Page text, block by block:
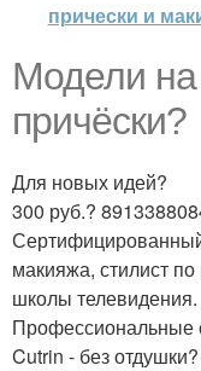
прически и
Модели на
причёски?
Для новых идей?
300 руб.?
макияжа, стилист по
школы
Профессиональные
Cutrin - без отдушки?